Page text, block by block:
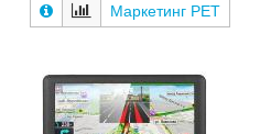
Маркетинг РЕТ